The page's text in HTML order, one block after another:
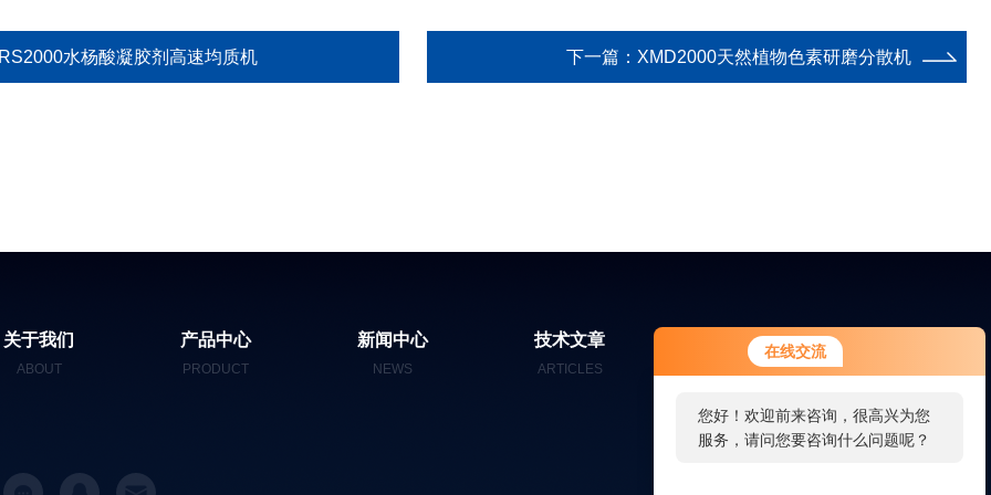
在线交流
您好！欢迎前来咨询，很高兴为您
服务，请问您要咨询什么问题呢？
您好，看您停留很久了，是否找到
了需求产品，您可以直接在线与我
水杨酸凝胶剂高速均质机 下一篇： XMD2000天然植物色素研磨分散机
关于我们
ABOUT
产品中心
PRODUCT
新闻中心
NEWS
技术文章
ARTICLES
在线留言
MESSAGES